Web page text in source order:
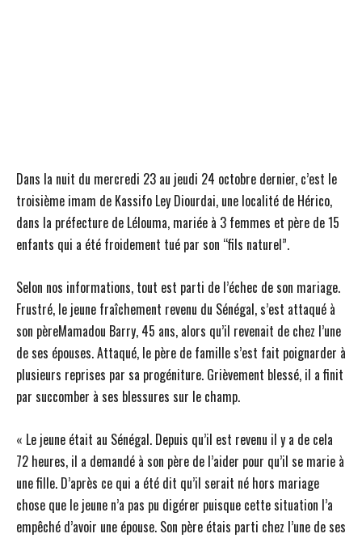
Dans la nuit du mercredi 23 au jeudi 24 octobre dernier, c’est le
troisième imam de Kassifo Ley Diourdai, une localité de Hérico,
dans la préfecture de Lélouma, mariée à 3 femmes et père de 15
enfants qui a été froidement tué par son “fils naturel”.
Selon nos informations, tout est parti de l’échec de son mariage.
Frustré, le jeune fraîchement revenu du Sénégal, s’est attaqué à
son pèreMamadou Barry, 45 ans, alors qu’il revenait de chez l’une
de ses épouses. Attaqué, le père de famille s’est fait poignarder à
plusieurs reprises par sa progéniture. Grièvement blessé, il a finit
par succomber à ses blessures sur le champ.
« Le jeune était au Sénégal. Depuis qu’il est revenu il y a de cela
72 heures, il a demandé à son père de l’aider pour qu’il se marie à
une fille. D’après ce qui a été dit qu’il serait né hors mariage
chose que le jeune n’a pas pu digérer puisque cette situation l’a
empêché d’avoir une épouse. Son père étais parti chez l’une de ses